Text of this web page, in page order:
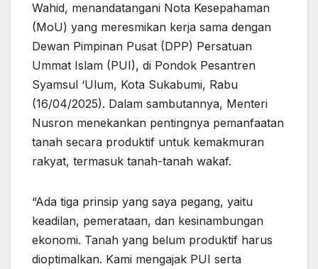
Wahid, menandatangani Nota Kesepahaman
(MoU) yang meresmikan kerja sama dengan
Dewan Pimpinan Pusat (DPP) Persatuan
Ummat Islam (PUI), di Pondok Pesantren
Syamsul ‘Ulum, Kota Sukabumi, Rabu
(16/04/2025). Dalam sambutannya, Menteri
Nusron menekankan pentingnya pemanfaatan
tanah secara produktif untuk kemakmuran
rakyat, termasuk tanah-tanah wakaf.
“Ada tiga prinsip yang saya pegang, yaitu
keadilan, pemerataan, dan kesinambungan
ekonomi. Tanah yang belum produktif harus
dioptimalkan. Kami mengajak PUI serta